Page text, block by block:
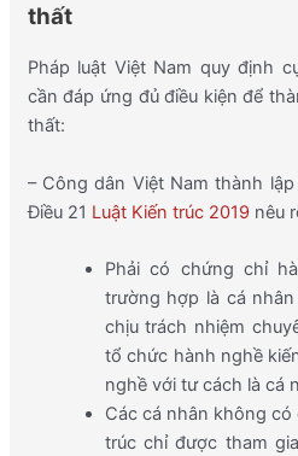
thất
Pháp luật Việt Nam quy định
cần đáp ứng đủ điều kiện để
thất:
– Công dân Việt Nam thành
Điều 21 Luật Kiến trúc 2019 nêu
Phải có chứng chỉ
trường hợp là cá
chịu trách nhiệm
tổ chức hành nghề
nghề với tư cách là cá
Các cá nhân không
trúc chỉ được tham